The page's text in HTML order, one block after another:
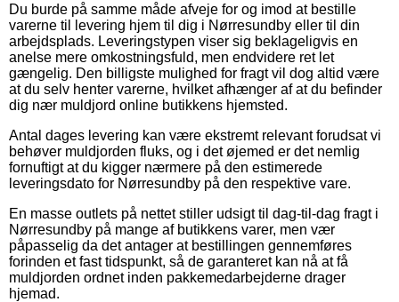
Du burde på samme måde afveje for og imod at bestille
varerne til levering hjem til dig i Nørresundby eller til din
arbejdsplads. Leveringstypen viser sig beklageligvis en
anelse mere omkostningsfuld, men endvidere ret let
gængelig. Den billigste mulighed for fragt vil dog altid være
at du selv henter varerne, hvilket afhænger af at du befinder
dig nær muldjord online butikkens hjemsted.
Antal dages levering kan være ekstremt relevant forudsat vi
behøver muldjorden fluks, og i det øjemed er det nemlig
fornuftigt at du kigger nærmere på den estimerede
leveringsdato for Nørresundby på den respektive vare.
En masse outlets på nettet stiller udsigt til dag-til-dag fragt i
Nørresundby på mange af butikkens varer, men vær
påpasselig da det antager at bestillingen gennemføres
forinden et fast tidspunkt, så de garanteret kan nå at få
muldjorden ordnet inden pakkemedarbejderne drager
hjemad.